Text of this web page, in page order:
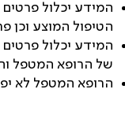
המידע יכלול פרטים
הטיפול המוצע וכן
המידע יכלול
של הרופא המטפל
הרופא המטפל לא